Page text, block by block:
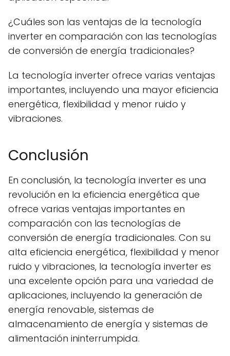
¿Cuáles son las ventajas de la tecnología
inverter en comparación con las tecnologías
de conversión de energía tradicionales?
La tecnología inverter ofrece varias ventajas
importantes, incluyendo una mayor eficiencia
energética, flexibilidad y menor ruido y
vibraciones.
Conclusión
En conclusión, la tecnología inverter es una
revolución en la eficiencia energética que
ofrece varias ventajas importantes en
comparación con las tecnologías de
conversión de energía tradicionales. Con su
alta eficiencia energética, flexibilidad y menor
ruido y vibraciones, la tecnología inverter es
una excelente opción para una variedad de
aplicaciones, incluyendo la generación de
energía renovable, sistemas de
almacenamiento de energía y sistemas de
alimentación ininterrumpida.